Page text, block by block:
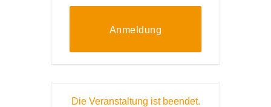
Anmeldung
Die Veranstaltung ist beendet.